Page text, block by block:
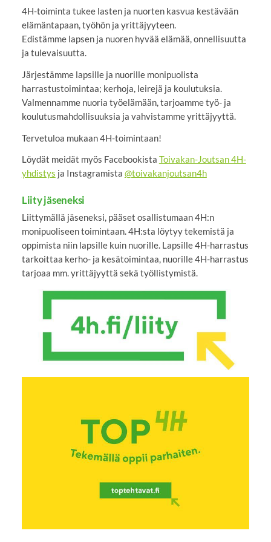
4H-toiminta tukee lasten ja nuorten kasvua kestävään
elämäntapaan, työhön ja yrittäjyyteen.
Edistämme lapsen ja nuoren hyvää elämää, onnellisuutta
ja tulevaisuutta.
Järjestämme lapsille ja nuorille monipuolista
harrastustoimintaa; kerhoja, leirejä ja koulutuksia.
Valmennamme nuoria työelämään, tarjoamme työ- ja
koulutusmahdollisuuksia ja vahvistamme yrittäjyyttä.
Tervetuloa mukaan 4H-toimintaan!
Löydät meidät myös Facebookista Toivakan-Joutsan 4H-
yhdistys ja Instagramista @toivakanjoutsan4h
Liity jäseneksi
Liittymällä jäseneksi, pääset osallistumaan 4H:n
monipuoliseen toimintaan. 4H:sta löytyy tekemistä ja
oppimista niin lapsille kuin nuorille. Lapsille 4H-harrastus
tarkoittaa kerho- ja kesätoimintaa, nuorille 4H-harrastus
tarjoaa mm. yrittäjyyttä sekä työllistymistä.